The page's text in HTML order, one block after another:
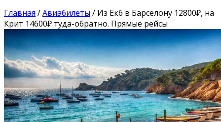
Главная /Авиабилеты / Из Екб в Барселону 12800₽, на
Крит 14600₽ туда-обратно. Прямые рейсы